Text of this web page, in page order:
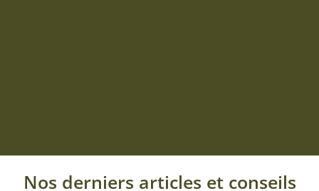
Nos derniers articles et conseils